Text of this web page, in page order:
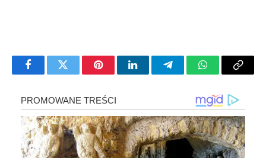
FacebookTwitter PinterestLinkedInTelegramWhatsApp
Copy